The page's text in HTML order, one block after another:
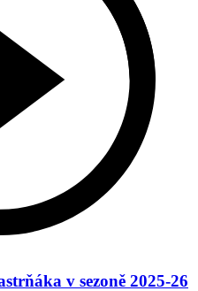
v sezoně 2025-26